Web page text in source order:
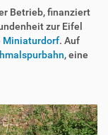
Betrieb, finanziert
zur Eifel
Miniaturdorf. Auf
, eine